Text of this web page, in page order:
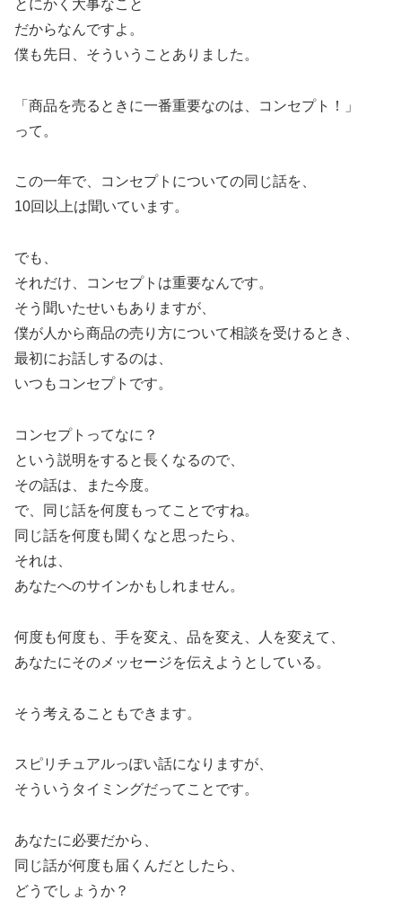
とにかく大事なこと
だからなんですよ。
僕も先日、そういうことありました。
「商品を売るときに一番重要なのは、コンセプト！」
って。
この一年で、コンセプトについての同じ話を、
10回以上は聞いています。
でも、
それだけ、コンセプトは重要なんです。
そう聞いたせいもありますが、
僕が人から商品の売り方について相談を受けるとき、
最初にお話しするのは、
いつもコンセプトです。
コンセプトってなに？
という説明をすると長くなるので、
その話は、また今度。
で、同じ話を何度もってことですね。
同じ話を何度も聞くなと思ったら、
それは、
あなたへのサインかもしれません。
何度も何度も、手を変え、品を変え、人を変えて、
あなたにそのメッセージを伝えようとしている。
そう考えることもできます。
スピリチュアルっぽい話になりますが、
そういうタイミングだってことです。
あなたに必要だから、
同じ話が何度も届くんだとしたら、
どうでしょうか？